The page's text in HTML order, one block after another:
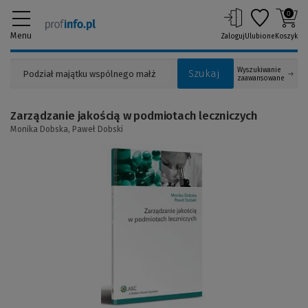
Menu
Szukaj
Wyszukiwanie
zaawansowane
ZalogujUlubione
0
Koszyk
Zarządzanie jakością w podmiotach leczniczych
Monika Dobska, Paweł Dobski